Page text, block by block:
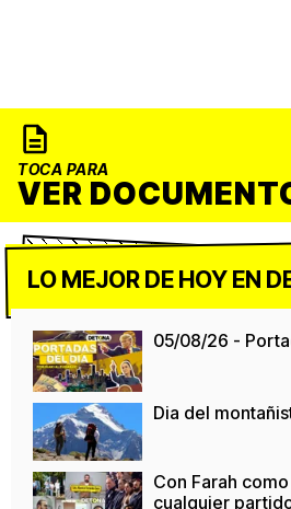
TOCA PARA
VER
LO MEJOR DE HOY EN
05/08/26 -
Dia del
Con Farah
cualquier